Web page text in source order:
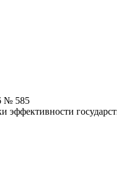
№ 585
эффективности